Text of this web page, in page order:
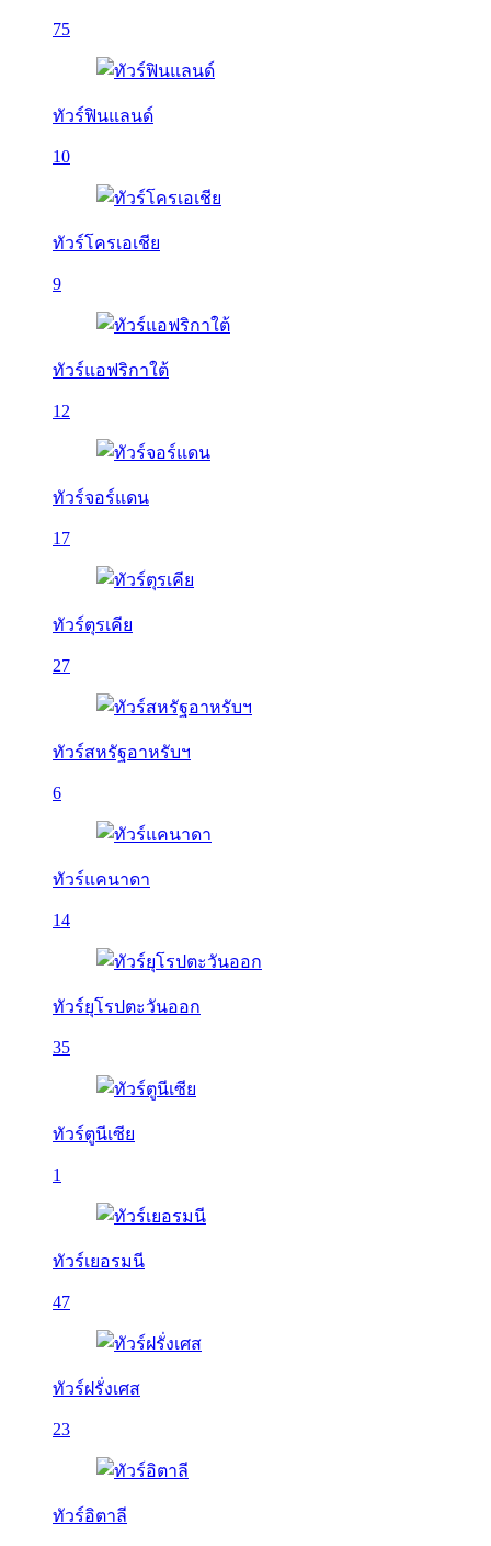
75
ทัวร์ฟินแลนด์
10
ทัวร์โครเอเชีย
9
ทัวร์แอฟริกาใต้
12
ทัวร์จอร์แดน
17
ทัวร์ตุรเคีย
27
ทัวร์สหรัฐอาหรับฯ
6
ทัวร์แคนาดา
14
ทัวร์ยุโรปตะวันออก
35
ทัวร์ตูนีเซีย
1
ทัวร์เยอรมนี
47
ทัวร์ฝรั่งเศส
23
ทัวร์อิตาลี